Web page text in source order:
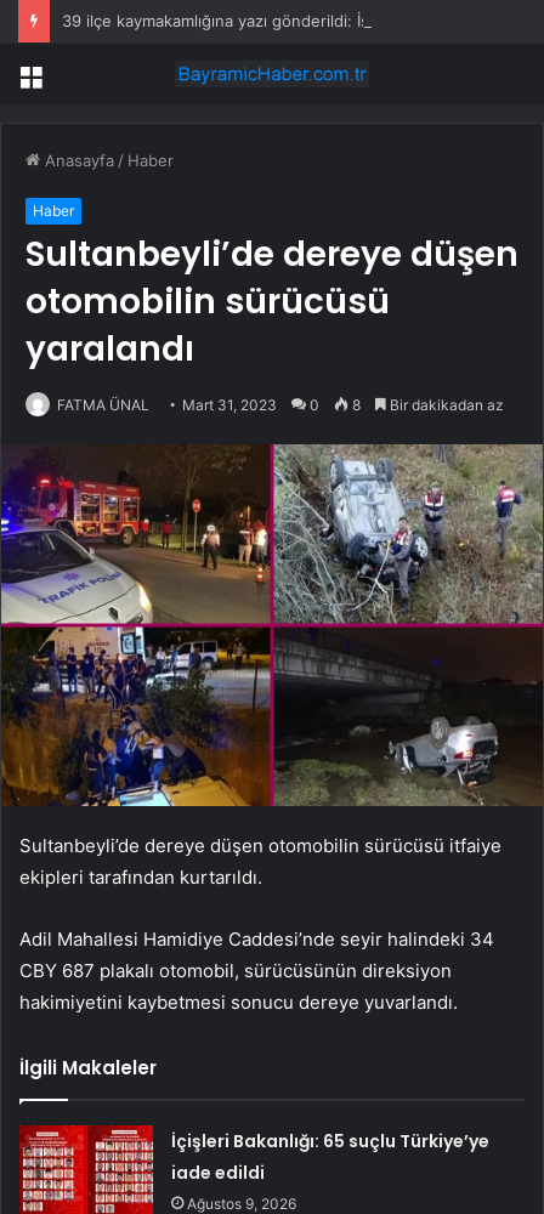
Menü
Anasayfa / Haber
Haber
Sultanbeyli’de dereye düşen
otomobilin sürücüsü
yaralandı
FATMA ÜNAL Mart 31, 2023 0 8 Bir dakikadan az
Sultanbeyli’de dereye düşen otomobilin sürücüsü itfaiye
ekipleri tarafından kurtarıldı.
Adil Mahallesi Hamidiye Caddesi’nde seyir halindeki 34
CBY 687 plakalı otomobil, sürücüsünün direksiyon
hakimiyetini kaybetmesi sonucu dereye yuvarlandı.
İlgili Makaleler
İçişleri Bakanlığı: 65 suçlu Türkiye’ye
iade edildi
Ağustos 9, 2026